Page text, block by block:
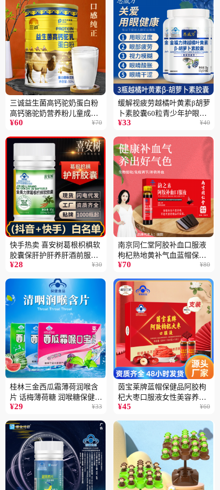
三诚益生菌高钙驼奶蛋白粉
高钙骆驼奶营养粉儿童成人
中老年高蛋白4桶
¥60 ¥70
缓解视疲劳越橘叶黄素β胡萝
卜素胶囊60粒青少年护眼中
老年保健品一瓶
¥33 ¥40
快手热卖 喜安树葛根枳椇软
胶囊保肝护肝养肝酒前服用
保健品批发2瓶
¥28 ¥30
南京同仁堂阿胶补血口服液
枸杞熟地黄补气血蓝帽保健
品100ML
¥70 ¥80
桂林三金西瓜霜薄荷润喉含
片 话梅薄荷糖 润喉糖保健食
品
¥29 ¥33
茵宝莱牌蓝帽保健品阿胶枸
杞大枣口服液女性美容养颜
营养品12支装
¥45 ¥60